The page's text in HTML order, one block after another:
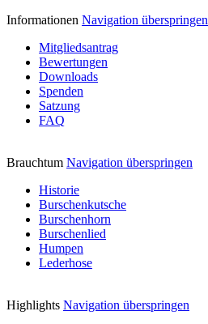
Informationen Navigation überspringen
Mitgliedsantrag
Bewertungen
Downloads
Spenden
Satzung
FAQ
Brauchtum Navigation überspringen
Historie
Burschenkutsche
Burschenhorn
Burschenlied
Humpen
Lederhose
Highlights Navigation überspringen